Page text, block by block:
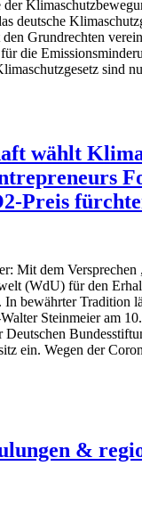
der
deutsche
Grundrechten
die
sind
wählt
Preis
Mit dem Versprechen
(WdU) für den
In bewährter Tradition
Steinmeier am
Deutschen
ein. Wegen der
&